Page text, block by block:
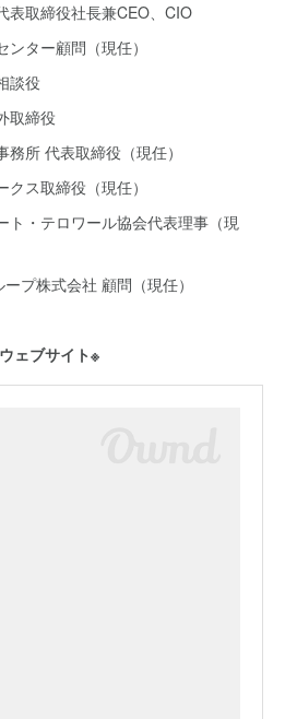
表取締役社長兼CEO、CIO
ター顧問（現任）
談役
取締役
所 代表取締役（現任）
ス取締役（現任）
ト・テロワール協会代表理事（現
プ株式会社 顧問（現任）
ェブサイト※